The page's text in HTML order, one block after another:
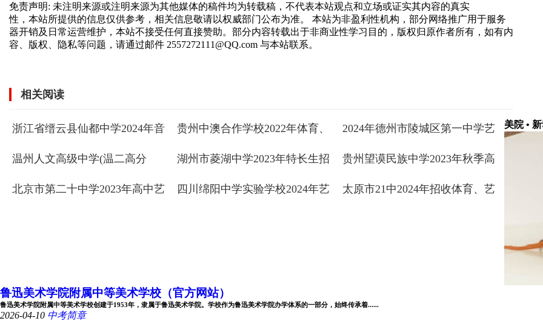
免责声明: 未注明来源或注明来源为其他媒体的稿件均为转载稿，不代表本站观点和立场或证实其内容的真实
性，本站所提供的信息仅供参考，相关信息敬请以权威部门公布为准。 本站为非盈利性机构，部分网络推广用于服务
器开销及日常运营维护，本站不接受任何直接赞助。部分内容转载出于非商业性学习目的，版权归原作者所有，如有内
容、版权、隐私等问题，请通过邮件 2557272111@QQ.com 与本站联系。
相关阅读
浙江省缙云县仙都中学2024年音
...
贵州中澳合作学校2022年体育、
2024年德州市陵城区第一中学艺
温州人文高级中学(温二高分
湖州市菱湖中学2023年特长生招
贵州望谟民族中学2023年秋季高
北京市第二十中学2023年高中艺
四川绵阳中学实验学校2024年艺
太原市21中2024年招收体育、艺
美院 •
鲁迅美术学院附属中等美术学校（官方网站）
鲁迅美术学院附属中等美术学校创建于1953年，隶属于鲁迅美术学院。学校作为鲁迅美术学院办学体系的一部分，始终传承着......
2026-04-10 中考简章